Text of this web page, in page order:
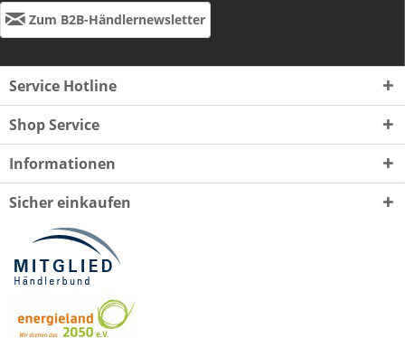
Zum B2B-Händlernewsletter
Service Hotline
Shop Service
Informationen
Sicher einkaufen